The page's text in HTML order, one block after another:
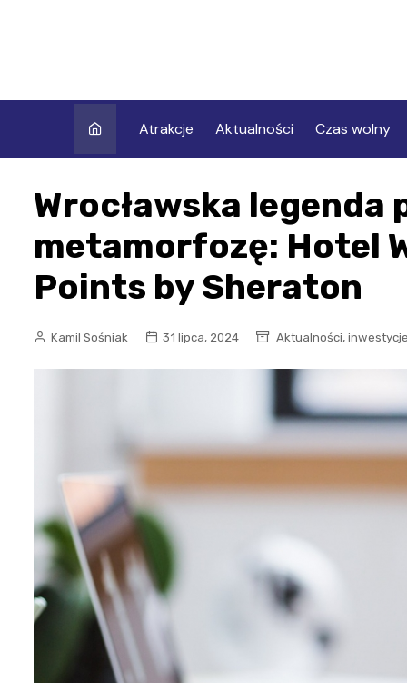
Atrakcje Aktualności Czas wolny
Wrocławska legenda
metamorfozę: Hotel
Points by Sheraton
Kamil Sośniak 31 lipca, 2024 Aktualności, inwestycje